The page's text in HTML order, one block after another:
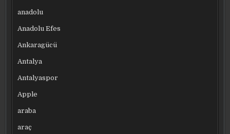
anadolu
Anadolu Efes
Ankaragücü
Antalya
Antalyaspor
Apple
araba
araç